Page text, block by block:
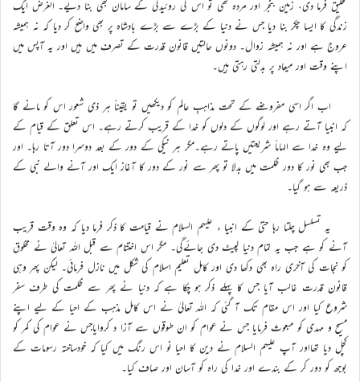
تخلیق فرما دی، زمین بنجر اور مردہ تھی تو اس کی روئیدگی کے سامان بھی بنا دیے۔ الغرض ایک
زندگی کا ایسا چکر بنا دیا جس نے دنیا کے بڑے سے بڑے بادشاہ پر بھی واضح کر دیا کہ نہ ہمیشہ
عروج ہے اور نہ ہمیشہ زوال۔ دونوں حالتیں قانون قدرت کے تصرف میں ہیں اور یہ آپس میں
اپنے وقت اور میعاد پر بدلتی رہتی ہیں۔
اب اگر اسی مفروضے کے تحت مذاہبِ عالم کو دیکھیں تو یقیناً ہر ذی شعور اس کو مانے گا
کہ انبیا آتے رہے اور لوگوں کے دلوں کو خدا کے قریب کرتے رہے۔ اس تعلق کے قیام کے
لیے وہ خدا سے الہاماً شریعتیں پاتے رہے۔مگر ہر نیکی کے دور کے بعد دوسرا دور آتا رہا۔ اور
جب بھی نور کا دور ظلمت میں بدلا تو پھر سے نور کے دور کا آغاز ایک اور آنے والے نبی کے
ذریعہ سے ہو گیا۔
یہ تسلسل چلتا رہا حتیٰ کے انبیا ء علیہم السلام نے قیامت کا ذکر فرما دیا کہ وہ وقت قریب
آنے کو ہے جب یہ تمام دنیا لپیٹ دی جائےگی۔ مگر اس اختتام سے قبل اللہ تعالیٰ نے مخلوق
کو نجات کی آخری راہ بھی دکھا دی اور کامل تعلیم اسلام کی شکل میں نازل فرمائی۔ لیکن پھر وہی
قانون قدرت غالب آیا جس کا پہلے ذکر ہو چکا ہے کہ دنیا نے پھر سے ظلمت کی طرف سفر
شروع کیا اور اس مقام تک آ گئی کہ اللہ تعالیٰ نے اس کامل مذہب کے احیا کے لیے اپنے
مسیح و مہدی کو مبعوث فرمایا جس نے عوام کو ان طوقوں سے آزا د کروایاجس نے عوام کی کمر کو
کچل دیا تھااور آپ علیہم السلام نے دین کا احیا نو اس رنگ میں کیا کہ خودساختہ رسومات کے
بوجھ کو دور کر کے بندے اور خدا کی راہ کو آسان اور صاف کیا۔